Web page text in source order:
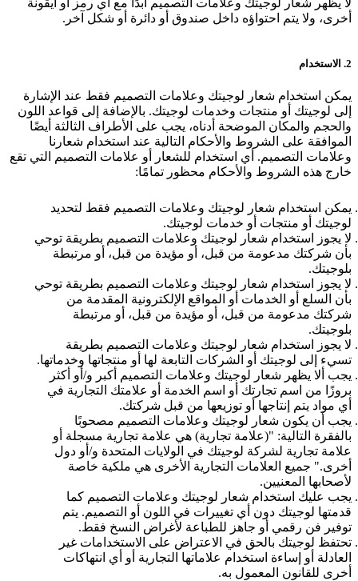
أخرى، ولا يتم احتواؤه داخل صندوق أو دائرة أو شكل آخر.
2. الاستخدام
يمكن استخدام شعار لوجيتك وعلامات التصميم فقط عند الإشارة
إلى لوجيتك أو منتجات وخدمات لوجيتك. بالإضافة إلى قواعد اللون
والحجم والمكان الموضحة أدناه، يجب على الأطراف الثالثة أيضًا
الموافقة على الشروط والأحكام التالية عند استخدام شعارنا
وعلامات التصميم. أي استخدام للشعار أو علامات التصميم التي تقع
خارج هذه الشروط والأحكام محظور تمامًا:
يمكن استخدام شعار لوجيتك وعلامات التصميم فقط لتحديد
لوجيتك أو منتجات أو خدمات لوجيتك.
لا يجوز استخدام شعار لوجيتك وعلامات التصميم بطريقة توحي
بأن شركتك مدعومة من قبل، أو مؤيدة من قبل، أو مرتبطة
بلوجيتك.
لا يجوز استخدام شعار لوجيتك وعلامات التصميم بطريقة توحي
بأن السلع أو الخدمات أو المواقع الإلكترونية المقدمة من
شركتك مدعومة من قبل، أو مؤيدة من قبل، أو مرتبطة
بلوجيتك.
لا يجوز استخدام شعار لوجيتك وعلامات التصميم بطريقة
تسيء إلى لوجيتك أو الشركات التابعة لها أو منتجاتها وخدماتها.
يجب ألا يظهر شعار لوجيتك وعلامات التصميم أكبر و/أو أكثر
بروزًا من اسم تجارتك أو اسم الخدمة أو علامتك التجارية في
أي مواد يتم إنتاجها أو توزيعها من قبل شركتك.
يجب أن يكون شعار لوجيتك وعلامات التصميم مصحوبًا
بالفقرة التالية: "(علامة تجارية) هي علامة تجارية مسجلة أو
علامة تجارية لشركة لوجيتك في الولايات المتحدة و/أو دول
أخرى." جميع العلامات التجارية الأخرى هي ملكية خاصة
لأصحابها المعنيين.
يجب عليك استخدام شعار لوجيتك وعلامات التصميم كما
قدمتها لوجيتك دون أي تغييرات في اللون أو التصميم. يتم
توفير فن رقمي أو جاهز للطباعة لأغراض النسخ فقط.
تحتفظ لوجيتك بالحق في الاعتراض على الاستخدامات غير
العادلة أو إساءة استخدام علاماتها التجارية أو أي انتهاكات
أخرى للقانون المعمول به.